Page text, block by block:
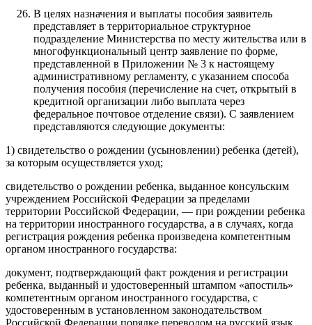
В целях назначения и выплаты пособия заявитель
представляет в территориальное структурное
подразделение Министерства по месту жительства или в
многофункциональный центр заявление по форме,
представленной в Приложении № 3 к настоящему
административному регламенту, с указанием способа
получения пособия (перечисление на счет, открытый в
кредитной организации либо выплата через
федеральное почтовое отделение связи). С заявлением
представляются следующие документы:
1) свидетельство о рождении (усыновлении) ребенка (детей),
за которым осуществляется уход;
свидетельство о рождении ребенка, выданное консульским
учреждением Российской Федерации за пределами
территории Российской Федерации, — при рождении ребенка
на территории иностранного государства, а в случаях, когда
регистрация рождения ребенка произведена компетентным
органом иностранного государства:
документ, подтверждающий факт рождения и регистрации
ребенка, выданный и удостоверенный штампом «апостиль»
компетентным органом иностранного государства, с
удостоверенным в установленном законодательством
Российской Федерации порядке переводом на русский язык